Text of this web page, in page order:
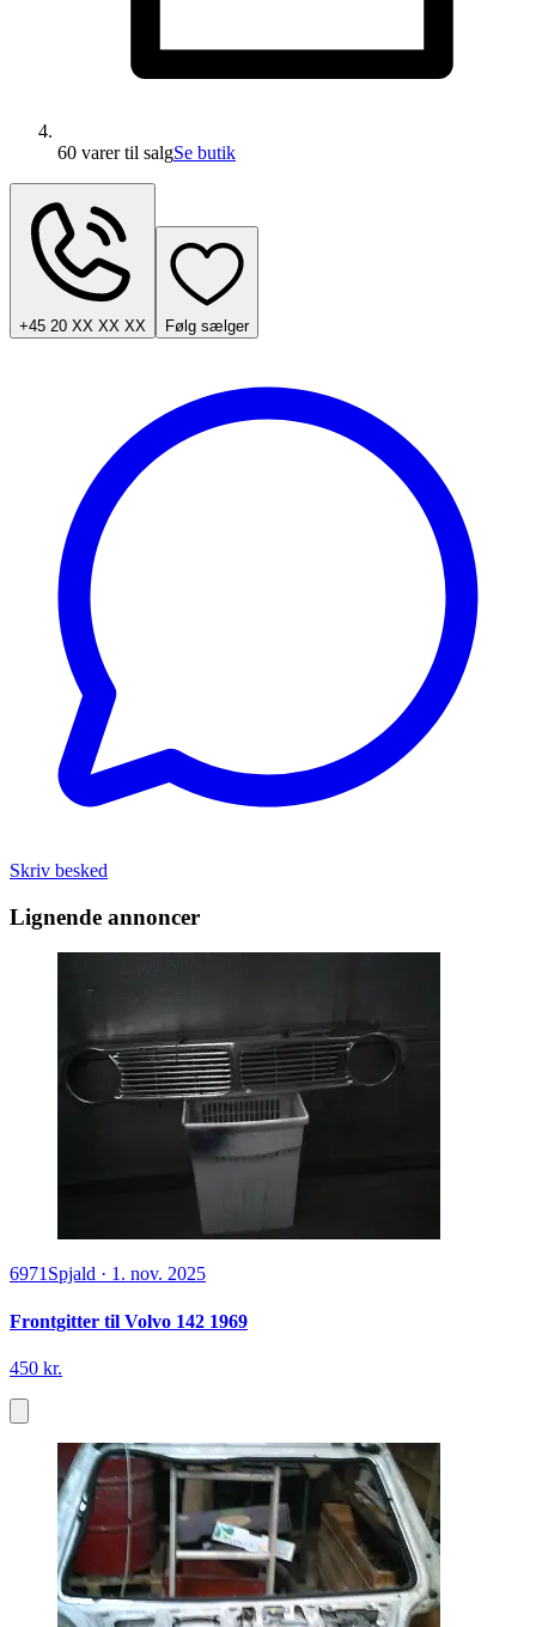
60 varertil salgSe butik
+45 20 XX XX XX Følg sælger
Skriv besked
Lignende annoncer
6971Spjald · 1. nov. 2025
Frontgitter til Volvo 142 1969
450 kr.